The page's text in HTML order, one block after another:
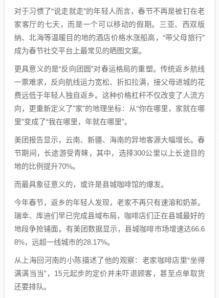
对于习惯了“说走就走”的年轻人而言，春节不再是被钉在老
家客厅的七天，而是一个可以移动的假期。三亚、西双版
纳、北海等温暖目的地的酒店价格水涨船高，“带父母旅行”
成为春节社交平台上最常见的晒图文案。
更具意义的是“反向团圆”对春运格局的重塑。传统返乡航线
一票难求，反向航线运力宽松、折扣拉满，接父母进城的花
费远低于年轻人独自返乡。这种价格杠杆不仅改变了人流方
向，更重新定义了"家"的地理坐标：从“你在哪里，家就在哪
里”变成了“我在哪里，年就在哪里”。
美团报告显示，云南、新疆、海南的异地客源大幅增长。春
节期间，长途游受青睐，其中，选择300公里以上长途目的
地的比例提升70%。
而最具象征意义的，或许是县城咖啡馆的爆发。
今年春节，返乡的年轻人发现，老家不再只有速溶和奶茶。
瑞幸、库迪们早已完成县域布局，咖啡店们正在县城最好的
地段争抢铺面。有美团数据显示，县城咖啡市场增速达66.6
8%，远超一线城市的28.17%。
从上海回河南的小陈描述了他的观察：老家咖啡店里“坐得
满满当当”，15元起步的定价并未吓退顾客，甚至点单取货
还要排队。